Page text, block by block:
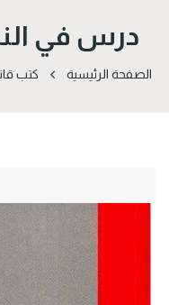
درس في
الصفحة الرئيسية كتب